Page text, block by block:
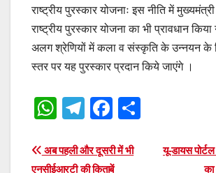
राष्ट्रीय पुरस्कार योजनाः इस नीति में
राष्ट्रीय पुरस्कार योजना का भी प्रावधान
अलग श्रेणियों में कला व संस्कृति के उन्नयन के
स्तर पर यह पुरस्कार प्रदान किये जाएंगे ।
W
at
T
e
F
c
Post
यू-डायस
का
अब पहली और दूसरी में भी
एनसीईआरटी की किताबें